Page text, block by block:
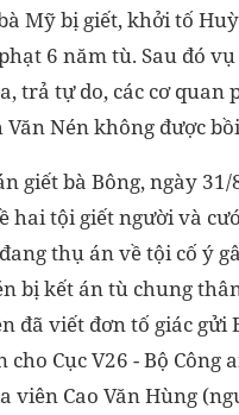
Mỹ bị giết, khởi tố
6 năm tù. Sau đó
trả tự do, các cơ quan
Nén không được
giết bà Bông, ngày
hai tội giết người và
thụ án về tội cố ý
bị kết án tù chung
đã viết đơn tố giác gửi
cho Cục V26 - Bộ
viên Cao Văn Hùng